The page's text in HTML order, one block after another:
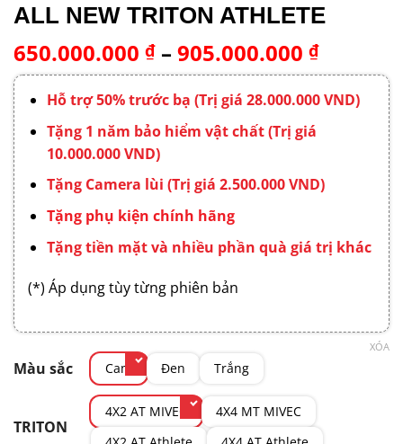
ALL NEW TRITON ATHLETE
650.000.000 ₫ – 905.000.000 ₫Khoảng
giá:
từ
Hỗ trợ 50% trước bạ (Trị giá 28.000.000 VND)
Tặng 1 năm bảo hiểm vật chất (Trị giá
10.000.000 VND)
Tặng Camera lùi (Trị giá 2.500.000 VND)
Tặng phụ kiện chính hãng
Tặng tiền mặt và nhiều phần quà giá trị khác
(*) Áp dụng tùy từng phiên bản
Màu sắc Cam Đen Trắng
TRITON
4X2 AT MIVEC
4X4 MT MIVEC
XÓA